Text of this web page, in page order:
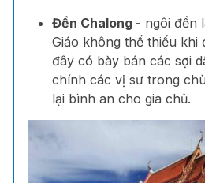
Đền Chalong - ngôi đền
Giáo không thể thiếu khi
đây có bày bán các sợi
chính các vị sư trong
lại bình an cho gia chủ.